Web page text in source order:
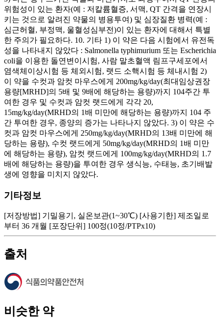
위험성이 있는 환자(예 : 저칼륨혈증, 서맥, QT 간격을 연장시
키는 것으로 알려진 약물의 병용투여) 및 심장질환 병력(예 :
심근허혈, 부정맥, 울혈성심부전)이 있는 환자에 대해서 특별
한 주의가 필요하다. 10. 기타 1) 이 약은 다음 시험에서 유전독
성을 나타내지 않았다 : Salmonella typhimurium 또는 Escherichia
coli을 이용한 돌연변이시험, 사람 말초혈액 림프구세포에서
염색체이상시험 등 체외시험, 랫드 소핵시험 등 체내시험 2)
이 약을 수컷과 암컷 마우스에게 200mg/kg/day(최대임상권장
용량[MRHD]의 5배 및 9배에 해당하는 용량)까지 104주간 투
여한 경우 및 수컷과 암컷 랫드에게 각각 20,
15mg/kg/day(MRHD의 1배 미만에 해당하는 용량)까지 104 주
간 투여한 경우, 종양의 증가는 나타나지 않았다. 3) 이 약은 수
컷과 암컷 마우스에게 250mg/kg/day(MRHD의 13배 미만에 해
당하는 용량), 수컷 랫드에게 50mg/kg/day(MRHD의 1배 미만
에 해당하는 용량), 암컷 랫드에게 100mg/kg/day(MRHD의 1.7
배에 해당하는 용량)을 투여한 경우 생식능, 수태능, 초기배발
생에 영향을 미치지 않았다.
기타정보
[저장방법] 기밀용기, 실온보관(1~30℃) [사용기한] 제조일로
부터 36 개월 [포장단위] 100정(10정/PTPx10)
출처
비슷한 약